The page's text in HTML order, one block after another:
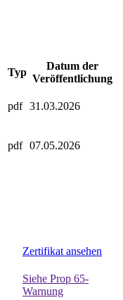
Typ
Datum der
Veröffentlichung
pdf 31.03.2026
pdf 07.05.2026
Zertifikat ansehen
Siehe Prop 65-
Warnung